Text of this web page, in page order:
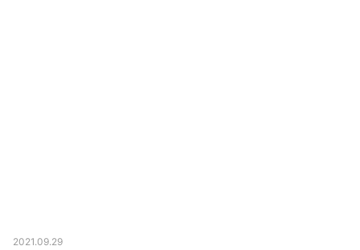
2021.09.29